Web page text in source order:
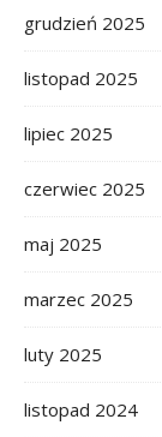
grudzień 2025
listopad 2025
lipiec 2025
czerwiec 2025
maj 2025
marzec 2025
luty 2025
listopad 2024